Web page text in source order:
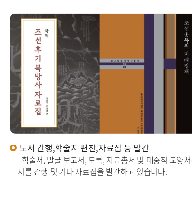
도서 간행,학술지 편찬,자료집 등 발간
- 학술서, 발굴 보고서, 도록, 자료총서 및 대중적 교양
지를 간행 및 기타 자료집을 발간하고 있습니다.